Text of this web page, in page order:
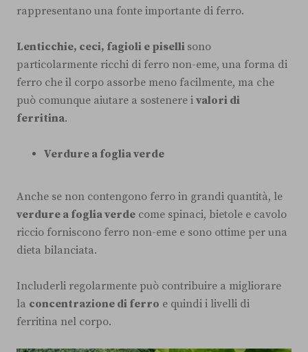
rappresentano una fonte importante di ferro.
Lenticchie, ceci, fagioli e piselli sono
particolarmente ricchi di ferro non-eme, una forma di
ferro che il corpo assorbe meno facilmente, ma che
può comunque aiutare a sostenere i valori di
ferritina.
Verdure a foglia verde
Anche se non contengono ferro in grandi quantità, le
verdure a foglia verde come spinaci, bietole e cavolo
riccio forniscono ferro non-eme e sono ottime per una
dieta bilanciata.
Includerli regolarmente può contribuire a migliorare
la concentrazione di ferro e quindi i livelli di
ferritina nel corpo.